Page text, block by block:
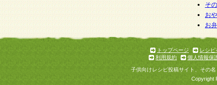
そ
お
お
トップページ
レシピ
利用規約
個人情報保
子供向けレシピ投稿サイト、その
Copyright